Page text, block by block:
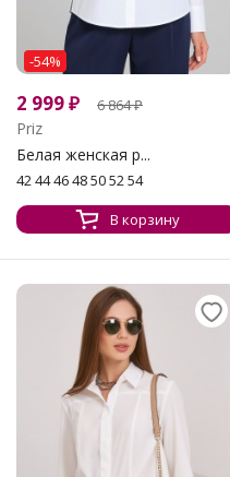
-54%
2 999₽ 6 864₽
Priz
Белая женская р...
42 44 46 48 50 52 54
В корзину